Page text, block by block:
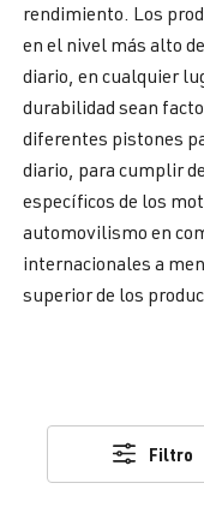
rendimiento. Los
en el nivel más alto
diario, en cualquier
durabilidad sean
diferentes pistones
diario, para cumplir
específicos de los
automovilismo en
internacionales a
superior de los
Filtro